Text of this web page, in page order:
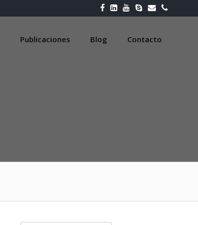
Publicaciones Blog Contacto